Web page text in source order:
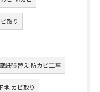
取り
紙張替え 防カビ工事
地 カビ取り